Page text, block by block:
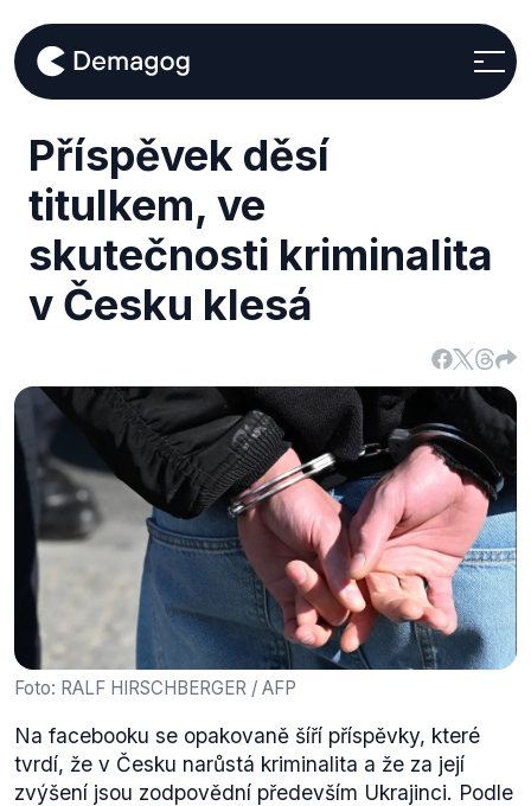
Příspěvek děsí
titulkem, ve
skutečnosti kriminalita
v Česku klesá
Foto: RALF HIRSCHBERGER / AFP
Na facebooku se opakovaně šíří příspěvky, které
tvrdí, že v Česku narůstá kriminalita a že za její
zvýšení jsou zodpovědní především Ukrajinci. Podle